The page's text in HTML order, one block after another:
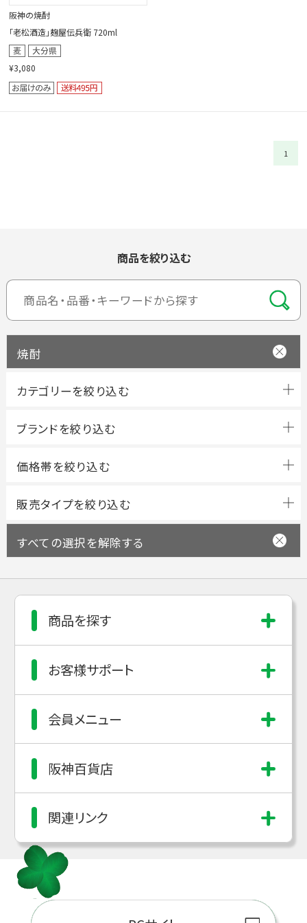
阪神の焼酎
「老松酒造」麹屋伝兵衛 720ml
¥3,080
1
商品を絞り込む
焼酎
ブランドを絞り込む
すべての選択を解除する
商品を探す
お客様サポート
会員メニュー
阪神百貨店
関連リンク